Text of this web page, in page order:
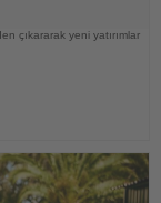
çıkararak yeni yatırımlar